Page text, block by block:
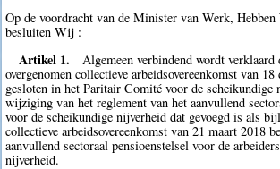
Op de voordracht van de Minister van Werk,
besluiten Wij :
Artikel 1.
Algemeen verbindend wordt verklaard
overgenomen collectieve arbeidsovereenkomst van 18
gesloten in het Paritair Comité voor de scheikundige
wijziging van het reglement van het aanvullend
voor de scheikundige nijverheid dat gevoegd is als
collectieve arbeidsovereenkomst van 21 maart 2018
aanvullend sectoraal pensioenstelsel voor de
nijverheid.